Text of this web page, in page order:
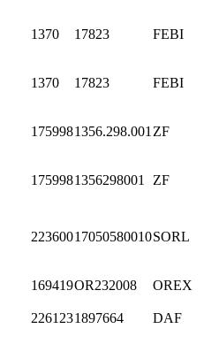
1370 17823 FEBI
1370 17823 FEBI
1759981356.298.001 ZF
1759981356298001 ZF
22360017050580010SORL
169419OR232008 OREX
2261231897664 DAF